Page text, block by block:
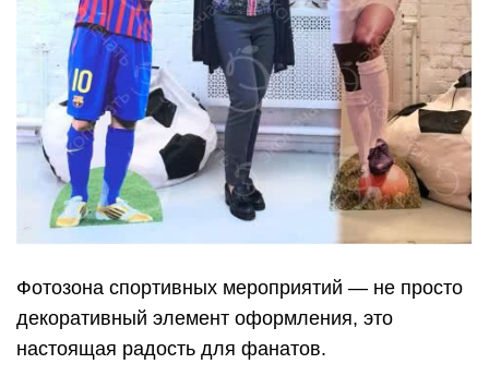
Фотозона спортивных мероприятий — не просто
декоративный элемент оформления, это
настоящая радость для фанатов.